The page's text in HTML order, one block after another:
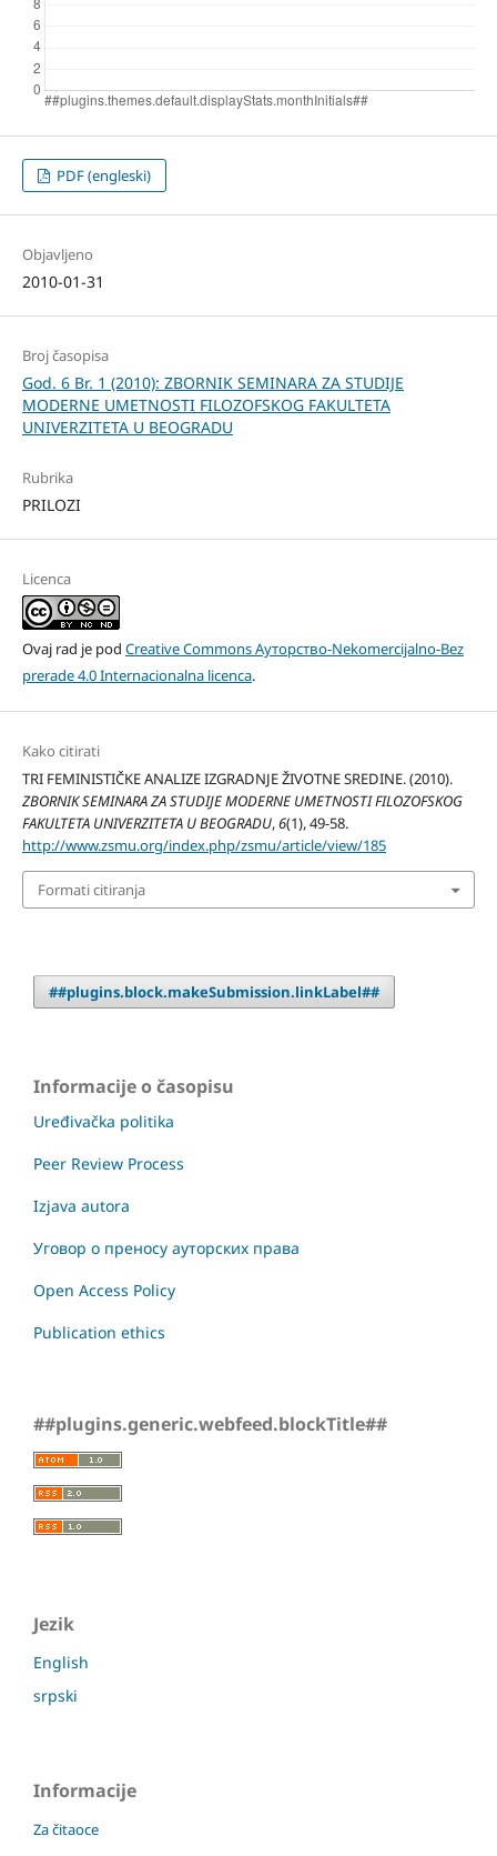
PDF (engleski)
Objavljeno
2010-01-31
Broj časopisa
God. 6 Br. 1 (2010): ZBORNIK SEMINARA ZA STUDIJE
MODERNE UMETNOSTI FILOZOFSKOG FAKULTETA
UNIVERZITETA U BEOGRADU
Rubrika
PRILOZI
Licenca
Ovaj rad je pod Creative Commons Aуторство-Nekomercijalno-Bez
prerade 4.0 Internacionalna licenca.
Kako citirati
TRI FEMINISTIČKE ANALIZE IZGRADNJE ŽIVOTNE SREDINE. (2010).
ZBORNIK SEMINARA ZA STUDIJE MODERNE UMETNOSTI FILOZOFSKOG
FAKULTETA UNIVERZITETA U BEOGRADU,6(1), 49-58.
http://www.zsmu.org/index.php/zsmu/article/view/185
Formati citiranja
##plugins.block.makeSubmission.linkLabel##
Informacije o časopisu
Uređivačka politika
Peer Review Process
Izjava autora
Уговор о преносу ауторских права
Open Access Policy
Publication ethics
##plugins.generic.webfeed.blockTitle##
Jezik
English
srpski
Informacije
Za čitaoce